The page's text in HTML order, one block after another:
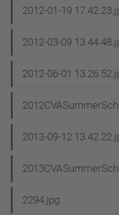
2012-01-19
2012-03-09
2012-06-01
2013-09-12
2294.jpg